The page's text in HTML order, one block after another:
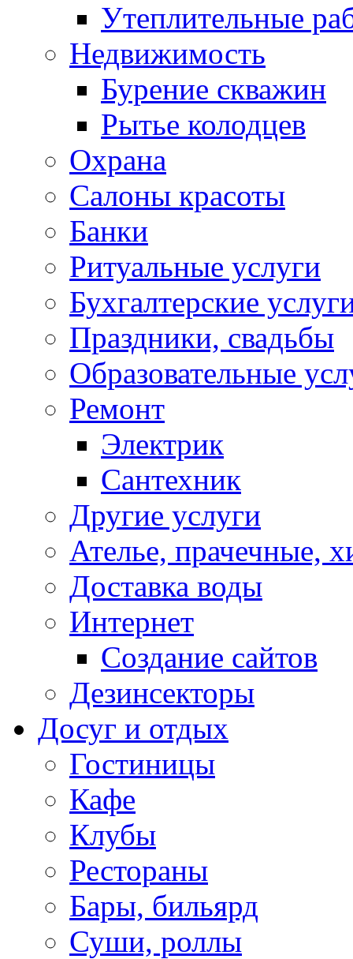
Утеплительные
Недвижимость
Бурение скважин
Рытье колодцев
Охрана
Салоны красоты
Банки
Ритуальные услуги
Бухгалтерские
Праздники, свадьбы
Образовательные
Ремонт
Электрик
Сантехник
Другие услуги
Ателье, прачечные,
Доставка воды
Интернет
Создание сайтов
Дезинсекторы
Досуг и отдых
Гостиницы
Кафе
Клубы
Рестораны
Бары, бильярд
Суши, роллы